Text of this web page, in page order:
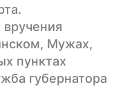
Мужах,
пунктах
губернатора